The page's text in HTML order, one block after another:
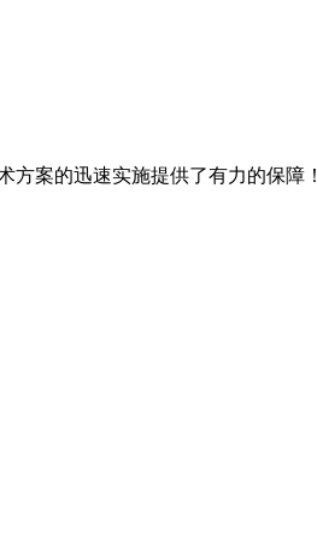
案的迅速实施提供了有力的保障！